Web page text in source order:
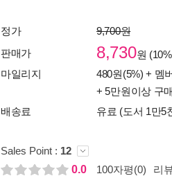
정가
9,700원
판매가
8,730원
마일리지
480원(5%) + 멤
+ 5만원이상 구
배송료
유료 (도서 1만5
Sales Point : 12
0.0
100자평(0) 리